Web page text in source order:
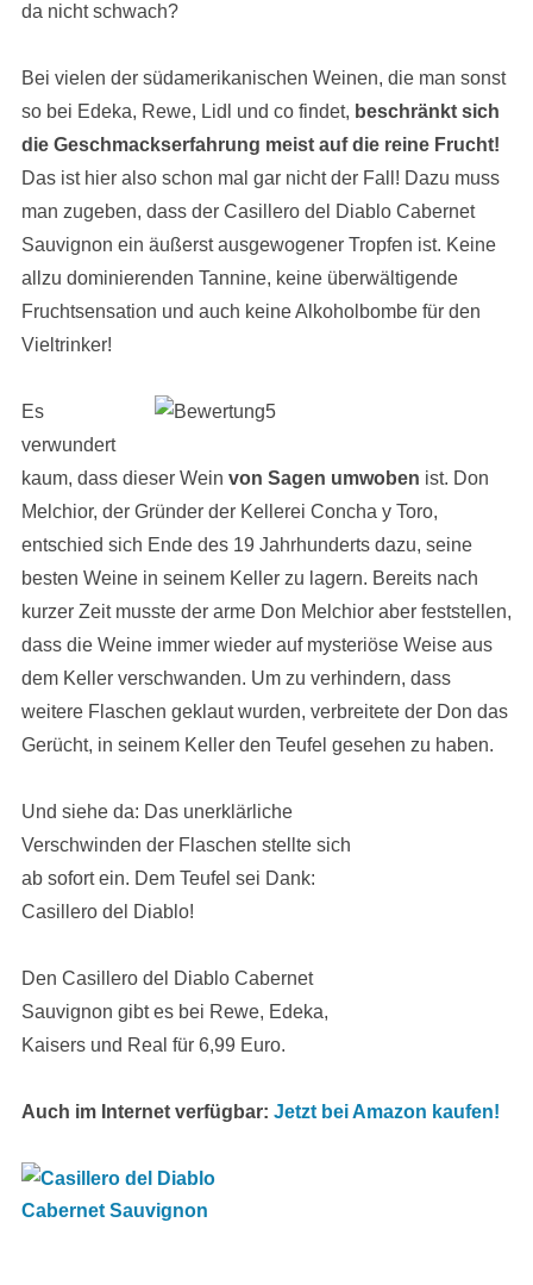
da nicht schwach?
Bei vielen der südamerikanischen Weinen, die man sonst
so bei Edeka, Rewe, Lidl und co findet, beschränkt sich
die Geschmackserfahrung meist auf die reine Frucht!
Das ist hier also schon mal gar nicht der Fall! Dazu muss
man zugeben, dass der Casillero del Diablo Cabernet
Sauvignon ein äußerst ausgewogener Tropfen ist. Keine
allzu dominierenden Tannine, keine überwältigende
Fruchtsensation und auch keine Alkoholbombe für den
Vieltrinker!
Es
verwundert
kaum, dass dieser Wein von Sagen umwoben ist. Don
Melchior, der Gründer der Kellerei Concha y Toro,
entschied sich Ende des 19 Jahrhunderts dazu, seine
besten Weine in seinem Keller zu lagern. Bereits nach
kurzer Zeit musste der arme Don Melchior aber feststellen,
dass die Weine immer wieder auf mysteriöse Weise aus
dem Keller verschwanden. Um zu verhindern, dass
weitere Flaschen geklaut wurden, verbreitete der Don das
Gerücht, in seinem Keller den Teufel gesehen zu haben.
Und siehe da: Das unerklärliche
Verschwinden der Flaschen stellte sich
ab sofort ein. Dem Teufel sei Dank:
Casillero del Diablo!
Den Casillero del Diablo Cabernet
Sauvignon gibt es bei Rewe, Edeka,
Kaisers und Real für 6,99 Euro.
Auch im Internet verfügbar: Jetzt bei Amazon kaufen!